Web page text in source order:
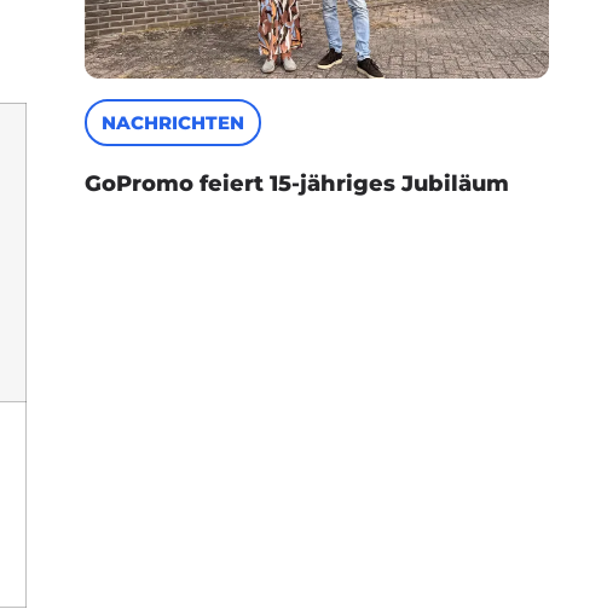
NACHRICHTEN
GoPromo feiert 15-jähriges Jubiläum